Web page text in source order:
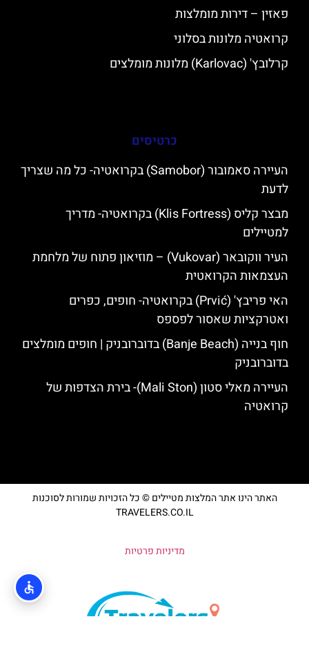
פאזין – דירות מומלצות
קרואטיה מלונות בסלוני
קרלובץ' (Karlovac) מלונות מומלצים
כרטיסים
העיירה סאמובור (Samobor) בקרואטיה- כל מה שצריך
לדעת
מבצר קליס (Klis Fortress) בקרואטיה- מדריך
למטיילים
העיר ווקובאר (Vukovar) – מוזיאון פתוח של מלחמת
העצמאות הקרואטית
האי פריבץ' (Prvić) בקרואטיה- חופים, כפרים
ואטרקציות שאסור לפספס
חוף בנייה (Banje Beach) בדוברובניק | חופים מומלצים
בדוברובניק
העיירה מאלי סטון (Mali Ston)- בירת הצדפות של
קרואטיה
האתר הינו אתר המלצות מטיילים © כל הזכויות שמורות לסוכנות
TRAVELERS.CO.IL
מדיניות פרטיות